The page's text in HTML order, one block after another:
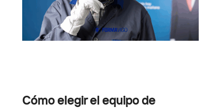
Cómo elegir el equipo de